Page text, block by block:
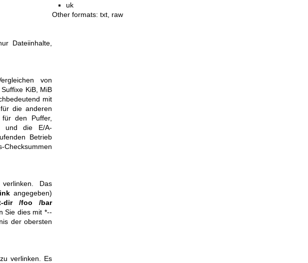
Dateiinhalte,
von
KiB, MiB
mit
die anderen
für den Puffer,
und die E/A-
Betrieb
Checksummen
Das
angegeben)
dir /foo /bar
Sie dies mit *--
der obersten
verlinken. Es
uk
Other formats: txt raw